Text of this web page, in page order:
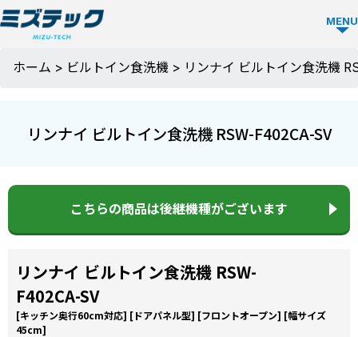
MENU
ビルトイ
メーカーか
ら選ぶ
ミズテック
の強み
ホーム > ビルトイン食洗機 > リンナイ ビルトイン食洗機
リンナイ ビルトイン食洗機 RSW-F402CA-SV
こちらの商品は後継機種がございます
リンナイ ビルトイン食洗機 RSW-
F402CA-SV
[キッチン奥行60cm対応] [ドアパネル型] [フロントオープン] [幅サイズ
45cm]